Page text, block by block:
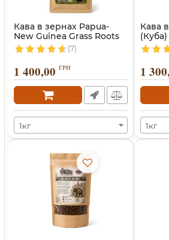
Кава в зернах Papua-
New Guinea Grass Roots
(7)
1 400,00 ГРН
1кг
Кава
(Куба)
1
1кг